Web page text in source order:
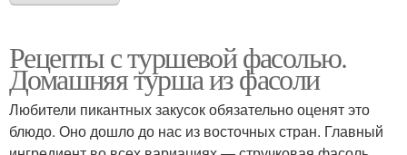
Рецепты с туршевой фасолью.
Домашняя турша из фасоли
Любители пикантных закусок обязательно оценят это
блюдо. Оно дошло до нас из восточных стран. Главный